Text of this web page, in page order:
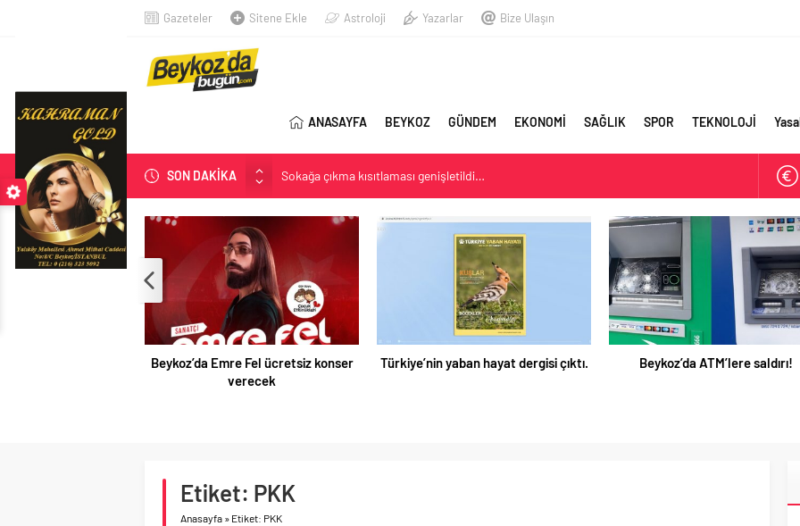
Gazeteler Sitene Ekle Astroloji Yazarlar Bize Ulaşın
ANASAYFA BEYKOZ GÜNDEM EKONOMİ SAĞLIK SPOR TEKNOLOJİ
SON DAKİKA
Bülent Arınç, Yüksek İstişare Kurulu görevinden istifa etti
Anadolu Yakası’nın İlk Belediyesi: Beykoz 10. Daire-i Belediye Kitabı Çıktı
Açlık Sınırı Açıklandı
Beykoz’da Emre Fel ücretsiz konser
verecek
Türkiye’nin yaban hayat dergisi çıktı. Beykoz’da ATM’lere saldırı!
Etiket: PKK
Anasayfa » Etiket: PKK